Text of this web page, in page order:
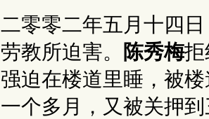
二零零二年五月十四
劳教所迫害。
陈秀梅
强迫在楼道里睡，被
一个多月，又被关押